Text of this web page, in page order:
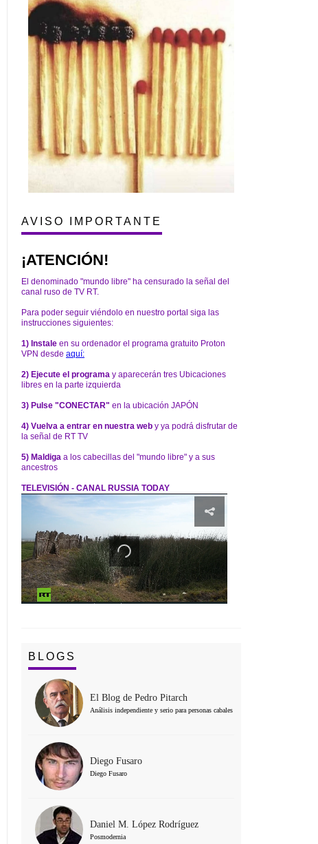
AVISO IMPORTANTE
¡ATENCIÓN!
El denominado "mundo libre" ha censurado la señal del
canal ruso de TV RT.
Para poder seguir viéndolo en nuestro portal siga las
instrucciones siguientes:
1) Instale en su ordenador el programa gratuito Proton
VPN desde aquí:
2) Ejecute el programa y aparecerán tres Ubicaciones
libres en la parte izquierda
3) Pulse "CONECTAR" en la ubicación JAPÓN
4) Vuelva a entrar en nuestra web y ya podrá disfrutar de
la señal de RT TV
5) Maldiga a los cabecillas del "mundo libre" y a sus
ancestros
TELEVISIÓN - CANAL RUSSIA TODAY
BLOGS
El Blog de Pedro Pitarch
Análisis independiente y serio para personas cabales
Diego Fusaro
Diego Fusaro
Daniel M. López Rodríguez
Posmodernia